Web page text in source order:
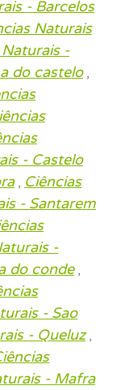
- Barcelos
Naturais
-
do castelo,
- Castelo
, Ciências
- Santarem
-
do conde,
- Sao
- Queluz,
- Mafra